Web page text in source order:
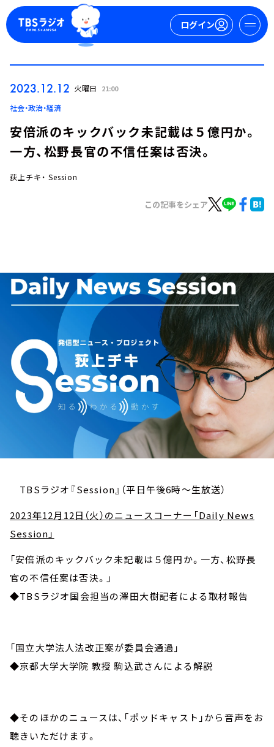
ログイン
お知らせ
イベント・グッズ
YouTube
会社情報
2023.12.12 火曜日 21:00
社会・政治・経済
安倍派のキックバック未記載は５億円か。
一方、松野長官の不信任案は否決。
荻上チキ・ Session
この記事をシェア
TBSラジオ『Session』（平日午後6時～生放送）
2023年12月12日（火）のニュースコーナー「Daily News
Session」
「安倍派のキックバック未記載は５億円か。一方、松野長
官の不信任案は否決。」
◆TBSラジオ国会担当の澤田大樹記者による取材報告
「国立大学法人法改正案が委員会通過」
◆京都大学大学院 教授 駒込武さんによる解説
◆そのほかのニュースは、「ポッドキャスト」から音声をお
聴きいただけます。